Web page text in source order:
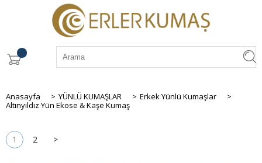
Anasayfa > YÜNLÜ KUMAŞLAR > Erkek Yünlü Kumaşlar
>
Altınyıldız Yün Ekose & Kaşe Kumaş
1 2 >